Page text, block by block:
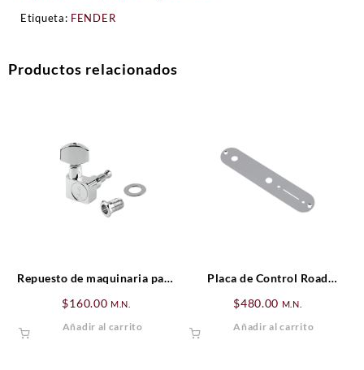
Etiqueta: FENDER
Productos relacionados
Repuesto de maquinaria para
$160.00 M.N.
Añadir al carrito
Placa de Control Road
$480.00 M.N.
Añadir al carrito